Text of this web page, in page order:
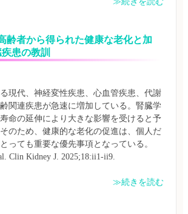
齢者から得られた健康な老化と加
患の教訓
現代、神経変性疾患、心血管疾患、代謝
関連疾患が急速に増加している。腎臓学
命の延伸により大きな影響を受けると予
のため、健康的な老化の促進は、個人だ
っても重要な優先事項となっている。
≫続きを読む